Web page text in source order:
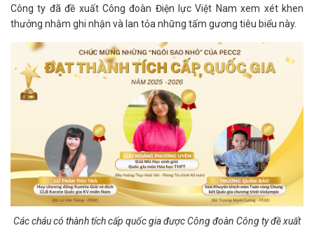
Công ty đã đề xuất Công đoàn Điện lực Việt Nam xem xét khen
thưởng nhằm ghi nhận và lan tỏa những tấm gương tiêu biểu này.
Các cháu có thành tích cấp quốc gia được Công đoàn Công ty đề xuất